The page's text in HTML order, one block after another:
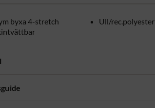
byxa 4-stretch
Ull/rec.polyester